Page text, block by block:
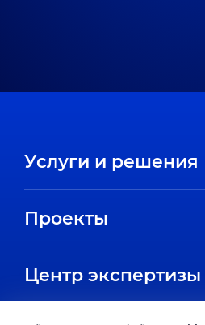
Услуги и решения
Проекты
Центр экспертизы